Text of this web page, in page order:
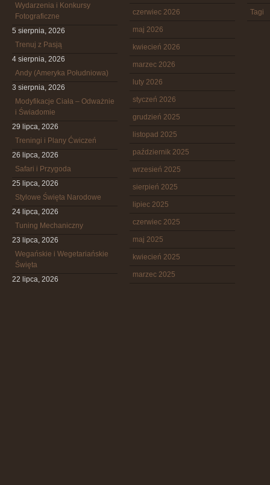
Wydarzenia i Konkursy
Fotograficzne
5 sierpnia, 2026
Trenuj z Pasją
4 sierpnia, 2026
Andy (Ameryka Południowa)
3 sierpnia, 2026
Modyfikacje Ciała – Odważnie
i Świadomie
29 lipca, 2026
Treningi i Plany Ćwiczeń
26 lipca, 2026
Safari i Przygoda
25 lipca, 2026
Stylowe Święta Narodowe
24 lipca, 2026
Tuning Mechaniczny
23 lipca, 2026
Wegańskie i Wegetariańskie
Święta
22 lipca, 2026
czerwiec 2026
maj 2026
kwiecień 2026
marzec 2026
luty 2026
styczeń 2026
grudzień 2025
listopad 2025
październik 2025
wrzesień 2025
sierpień 2025
lipiec 2025
czerwiec 2025
maj 2025
kwiecień 2025
marzec 2025
Tagi